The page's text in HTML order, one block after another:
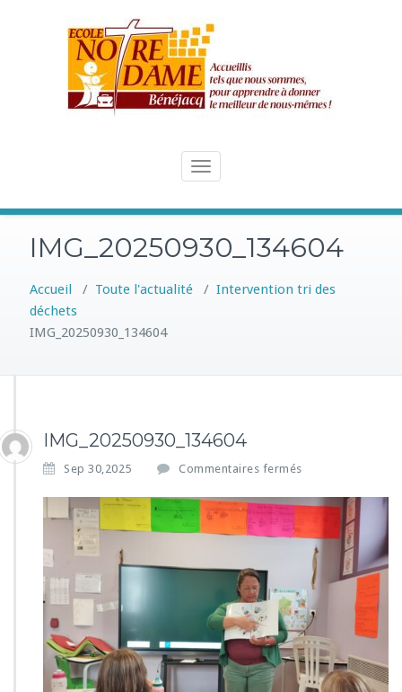
Toggle
IMG_20250930_134604
Accueil / Toute l'actualité / Intervention tri des
déchets
IMG_20250930_134604
IMG_20250930_134604
Sep 30,2025 Commentaires fermés
r
M
G
2
0
2
5
0
9